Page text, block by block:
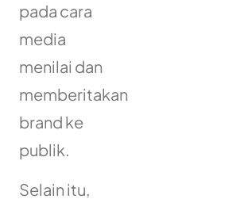
pada cara
media
menilai dan
memberitakan
brand ke
publik.
Selain itu,